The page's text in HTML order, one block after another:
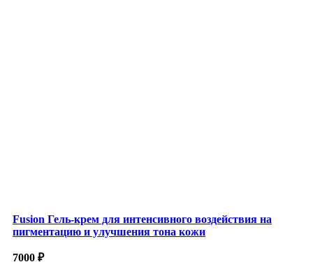
Fusion Гель-крем для интенсивного воздействия на
пигментацию и улучшения тона кожи
7000 ₽